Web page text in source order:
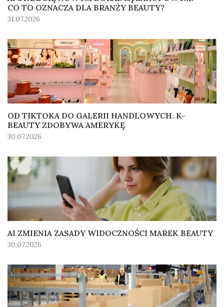
CO TO OZNACZA DLA BRANŻY BEAUTY?
31.07.2026
OD TIKTOKA DO GALERII HANDLOWYCH. K-
BEAUTY ZDOBYWA AMERYKĘ
30.07.2026
AI ZMIENIA ZASADY WIDOCZNOŚCI MAREK BEAUTY
30.07.2026